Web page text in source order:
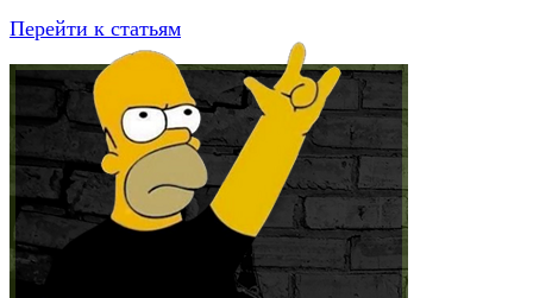
Перейти к статьям